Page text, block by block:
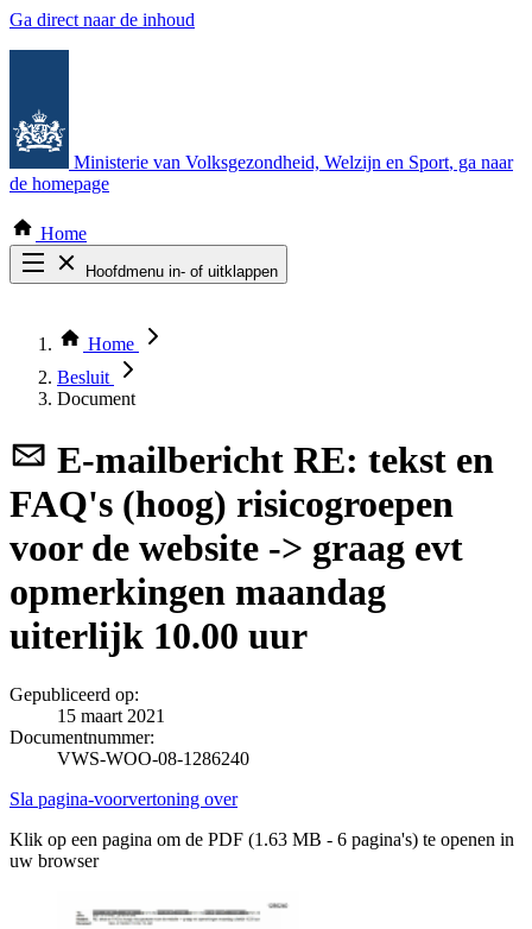
Ga direct naar de inhoud
Ministerie van Volksgezondheid, Welzijn en Sport, ga naar
de homepage
Home
Hoofdmenu in- of uitklappen
Thema COVID-19
Bekijk per bestuursorgaan
Home
Besluit
Document
E-mailbericht RE: tekst en
FAQ's (hoog) risicogroepen
voor de website -> graag evt
opmerkingen maandag
uiterlijk 10.00 uur
Gepubliceerd op:
15 maart 2021
Documentnummer:
VWS-WOO-08-1286240
Sla pagina-voorvertoning over
Klik op een pagina om de PDF (1.63 MB - 6 pagina's) te openen in
uw browser